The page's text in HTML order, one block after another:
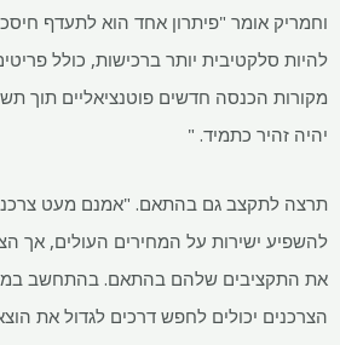
וחמריק אומר "פיתרון אחד הוא לתעדף
להיות סלקטיבית יותר ברכישות, כולל
מקורות הכנסה חדשים פוטנציאליים תוך
יהיה זהיר כתמיד. "
תרצה לתקצב גם בהתאם. "אמנם מעט
להשפיע ישירות על המחירים העולים, אך
את התקציבים שלהם בהתאם. בהתחשב
הצרכנים יכולים לחפש דרכים לגדול את